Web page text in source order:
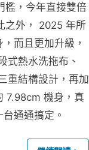
檻，今年直接雙倍
之外， 2025 年所
而且更加升級，
式熱水洗拖布、
重結構設計，再加
7.98cm 機身，真
通通搞定。